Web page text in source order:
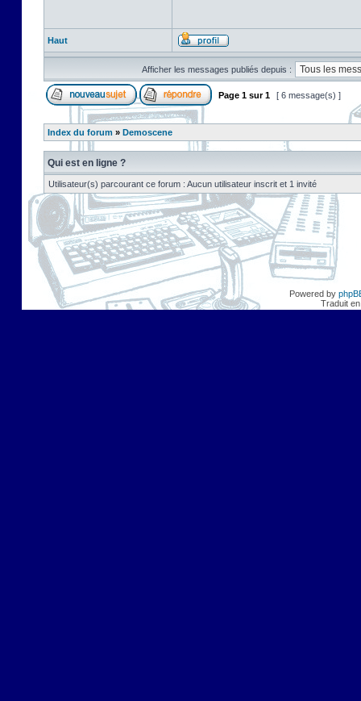
Haut
Afficher les messages publiés depuis :
Page 1 sur1 [ 6 message(s) ]
Index du forum » Demoscene
Qui est en ligne ?
Utilisateur(s) parcourant ce forum : Aucun utilisateur inscrit et 1 invité
Powered by
Traduit